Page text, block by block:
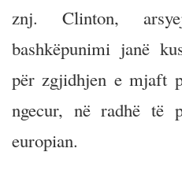
znj. Clinton,
bashkëpunimi janë
për zgjidhjen e mjaft
ngecur, në radhë të
europian.